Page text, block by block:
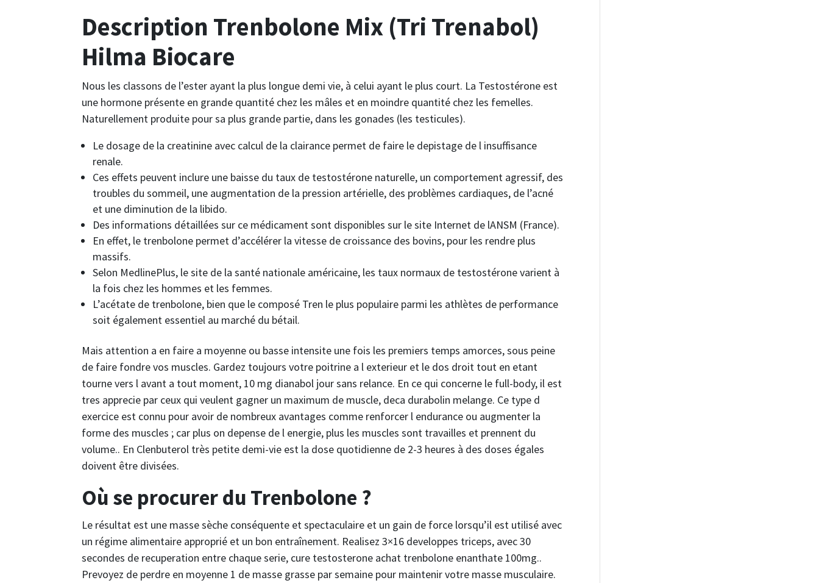
Description Trenbolone Mix (Tri Trenabol)
Hilma Biocare
Nous les classons de l’ester ayant la plus longue demi vie, à celui ayant le plus court. La Testostérone est
une hormone présente en grande quantité chez les mâles et en moindre quantité chez les femelles.
Naturellement produite pour sa plus grande partie, dans les gonades (les testicules).
Le dosage de la creatinine avec calcul de la clairance permet de faire le depistage de l insuffisance
renale.
Ces effets peuvent inclure une baisse du taux de testostérone naturelle, un comportement agressif, des
troubles du sommeil, une augmentation de la pression artérielle, des problèmes cardiaques, de l’acné
et une diminution de la libido.
Des informations détaillées sur ce médicament sont disponibles sur le site Internet de lANSM (France).
En effet, le trenbolone permet d’accélérer la vitesse de croissance des bovins, pour les rendre plus
massifs.
Selon MedlinePlus, le site de la santé nationale américaine, les taux normaux de testostérone varient à
la fois chez les hommes et les femmes.
L’acétate de trenbolone, bien que le composé Tren le plus populaire parmi les athlètes de performance
soit également essentiel au marché du bétail.
Mais attention a en faire a moyenne ou basse intensite une fois les premiers temps amorces, sous peine
de faire fondre vos muscles. Gardez toujours votre poitrine a l exterieur et le dos droit tout en etant
tourne vers l avant a tout moment, 10 mg dianabol jour sans relance. En ce qui concerne le full-body, il est
tres apprecie par ceux qui veulent gagner un maximum de muscle, deca durabolin melange. Ce type d
exercice est connu pour avoir de nombreux avantages comme renforcer l endurance ou augmenter la
forme des muscles ; car plus on depense de l energie, plus les muscles sont travailles et prennent du
volume.. En Clenbuterol très petite demi-vie est la dose quotidienne de 2-3 heures à des doses égales
doivent être divisées.
Où se procurer du Trenbolone ?
Le résultat est une masse sèche conséquente et spectaculaire et un gain de force lorsqu’il est utilisé avec
un régime alimentaire approprié et un bon entraînement. Realisez 3×16 developpes triceps, avec 30
secondes de recuperation entre chaque serie, cure testosterone achat trenbolone enanthate 100mg..
Prevoyez de perdre en moyenne 1 de masse grasse par semaine pour maintenir votre masse musculaire.